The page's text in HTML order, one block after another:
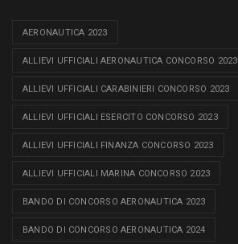
AERONAUTICA 2023
ALLIEVI UFFICIALI AERONAUTICA CONCORSO 2023
ALLIEVI UFFICIALI CARABINIERI CONCORSO 2023
ALLIEVI UFFICIALI ESERCITO CONCORSO 2023
ALLIEVI UFFICIALI FINANZA CONCORSO 2023
ALLIEVI UFFICIALI MARINA CONCORSO 2023
BANDO DI CONCORSO AERONAUTICA 2023
BANDO DI CONCORSO AERONAUTICA 2024